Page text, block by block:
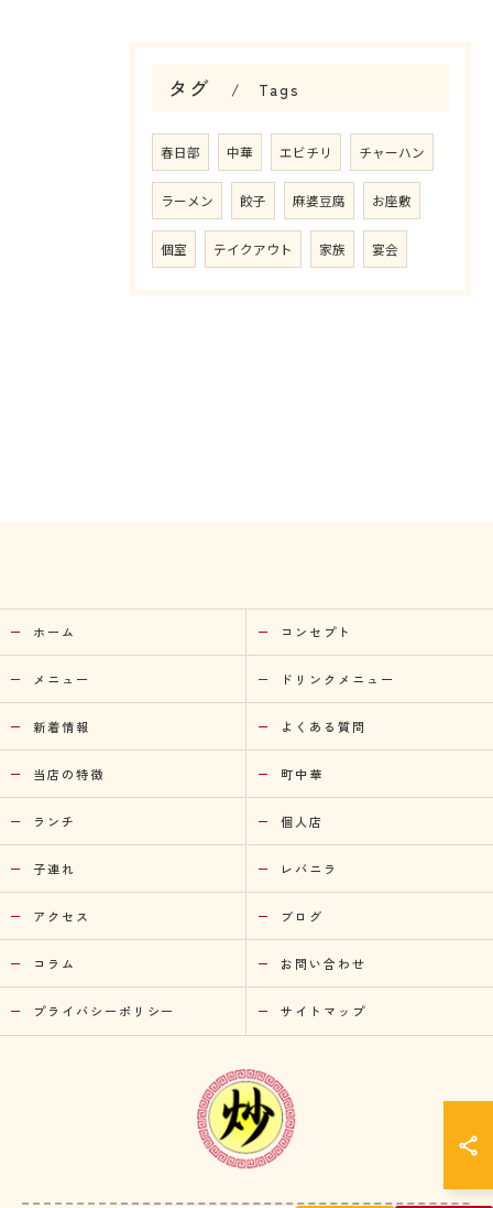
タグ Tags
春日部 中華 エビチリ チャーハン
ラーメン 餃子 麻婆豆腐 お座敷
個室 テイクアウト 家族 宴会
ホーム コンセプト
メニュー ドリンクメニュー
新着情報 よくある質問
当店の特徴 町中華
ランチ 個人店
子連れ レバニラ
アクセス ブログ
コラム お問い合わせ
プライバシーポリシー サイトマップ